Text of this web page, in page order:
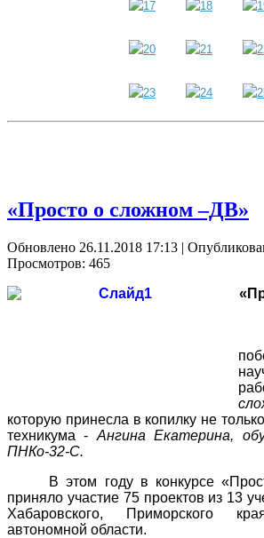
«Просто о сложном –ДВ»
Обновлено 26.11.2018 17:13 |
Просмотров: 465
которую принесла в копилку не
техникума - Ангина Екатерина,
ПНКо-32-С.
В этом году в конкурсе
приняло участие 75 проектов из 13
Хабаровского, Приморского
автономной области.